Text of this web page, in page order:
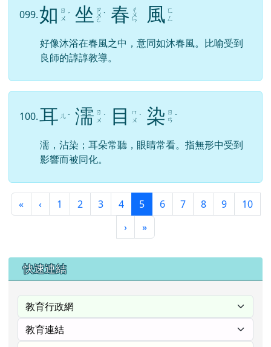
099.如 ㄖ
ㄨ ˊ 坐 ㄗ
ㄨ
ㄛ
ˋ 春 ㄔ
ㄨ
ㄣ 風 ㄈ
ㄥ
好像沐浴在春風之中，意同如沐春風。比喻受到
良師的諄諄教導。
100.耳 ㄦ ˇ 濡 ㄖ
ㄨ ˊ 目
ㄇ
ㄨ ˋ 染 ㄖ
ㄢ ˇ
濡，沾染；耳朵常聽，眼睛常看。指無形中受到
影響而被同化。
«第一頁
‹上一頁
1 2 3 4 5(目前頁次)
6 7 8 9
10
›下一頁
»最後頁
右邊區域內容
快速連結